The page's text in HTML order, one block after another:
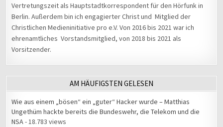
Vertretungszeit als Hauptstadtkorrespondent für den Hörfunk in
Berlin. Außerdem bin ich engagierter Christ und Mitglied der
Christlichen Medieninitiative pro e.V. Von 2016 bis 2021 war ich
ehrenamtliches Vorstandsmitglied, von 2018 bis 2021 als
Vorsitzender.
AM HÄUFIGSTEN GELESEN
Wie aus einem „bösen“ ein „guter“ Hacker wurde – Matthias
Ungethüm hackte bereits die Bundeswehr, die Telekom und die
NSA- 18.783 views